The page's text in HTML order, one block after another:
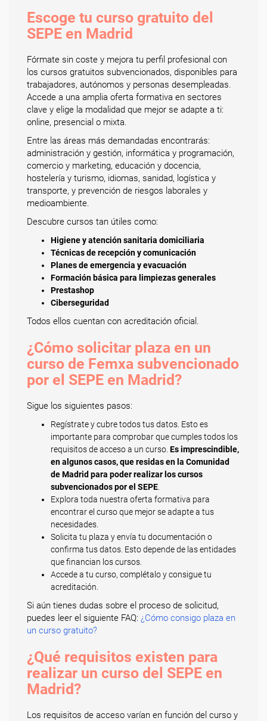
Escoge tu curso gratuito del
SEPE en Madrid
Fórmate sin coste y mejora tu perfil profesional con
los cursos gratuitos subvencionados, disponibles para
trabajadores, autónomos y personas desempleadas.
Accede a una amplia oferta formativa en sectores
clave y elige la modalidad que mejor se adapte a ti:
online, presencial o mixta.
Entre las áreas más demandadas encontrarás:
administración y gestión, informática y programación,
comercio y marketing, educación y docencia,
hostelería y turismo, idiomas, sanidad, logística y
transporte, y prevención de riesgos laborales y
medioambiente.
Descubre cursos tan útiles como:
Higiene y atención sanitaria domiciliaria
Técnicas de recepción y comunicación
Planes de emergencia y evacuación
Formación básica para limpiezas generales
Prestashop
Ciberseguridad
Todos ellos cuentan con acreditación oficial.
¿Cómo solicitar plaza en un
curso de Femxa subvencionado
por el SEPE en Madrid?
Sigue los siguientes pasos:
Regístrate y cubre todos tus datos. Esto es
importante para comprobar que cumples todos los
requisitos de acceso a un curso. Es imprescindible,
en algunos casos, que residas en la Comunidad
de Madrid para poder realizar los cursos
subvencionados por el SEPE
Explora toda nuestra oferta formativa para
encontrar el curso que mejor se adapte a tus
necesidades.
Solicita tu plaza y envía tu documentación o
confirma tus datos. Esto depende de las entidades
que financian los cursos.
Accede a tu curso, complétalo y consigue tu
acreditación.
Si aún tienes dudas sobre el proceso de solicitud,
puedes leer el siguiente FAQ: ¿Cómo consigo plaza en
un curso gratuito?
¿Qué requisitos existen para
realizar un curso del SEPE en
Madrid?
Los requisitos de acceso varían en función del curso y